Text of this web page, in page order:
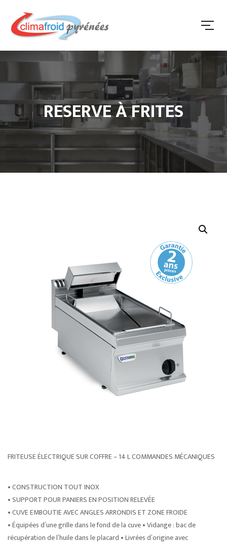
RESERVE À FRITES
FRITEUSE ÉLECTRIQUE SUR COFFRE – 14 L COMMANDES MÉCANIQUES
• CONSTRUCTION TOUT INOX
• SUPPORT POUR PANIERS EN POSITION RELEVÉE
• CUVE EMBOUTIE AVEC ANGLES ARRONDIS ET ZONE FROIDE
• Équipées d’une grille dans le fond de la cuve • Vidange : bac de
récupération de l’huile dans le placard • Livrées d’origine avec